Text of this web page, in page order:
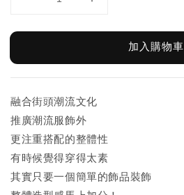
加入購物車
融合街頭潮流文化
推廣潮流服飾外
更注重搭配的整體性
有時候覺得穿得太素
其實只要一個簡單的飾品裝飾